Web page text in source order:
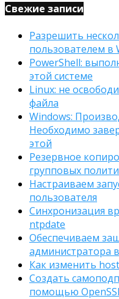
Свежие записи
Разрешить
пользователем в
PowerShell:
этой системе
Linux: не
файла
Windows:
Необходимо
этой
Резервное
групповых
Настраиваем
пользователя
Синхронизация
ntpdate
Обеспечиваем
администратора
Как изменить
Создать
помощью